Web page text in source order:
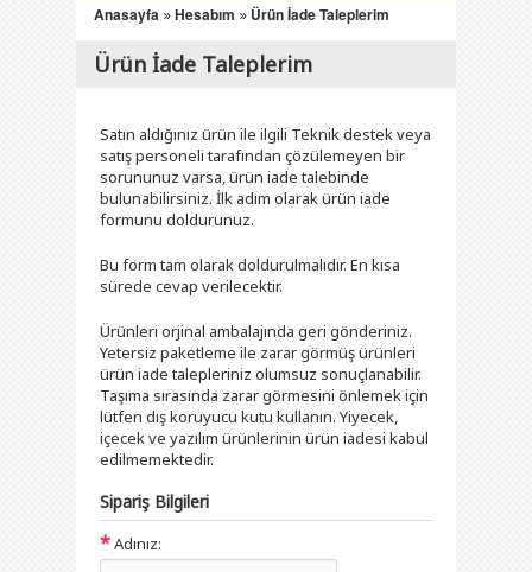
Anasayfa »Hesabım » Ürün İade Taleplerim
Ürün İade Taleplerim
Satın aldığınız ürün ile ilgili Teknik destek veya
satış personeli tarafından çözülemeyen bir
sorununuz varsa, ürün iade talebinde
bulunabilirsiniz. İlk adım olarak ürün iade
formunu doldurunuz.
Bu form tam olarak doldurulmalıdır. En kısa
sürede cevap verilecektir.
Ürünleri orjinal ambalajında geri gönderiniz.
Yetersiz paketleme ile zarar görmüş ürünleri
ürün iade talepleriniz olumsuz sonuçlanabilir.
Taşıma sırasında zarar görmesini önlemek için
lütfen dış koruyucu kutu kullanın. Yiyecek,
içecek ve yazılım ürünlerinin ürün iadesi kabul
edilmemektedir.
Sipariş Bilgileri
*Adınız: